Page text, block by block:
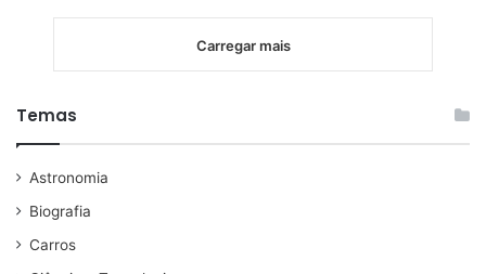
Carregar mais
Temas
Astronomia
Biografia
Carros